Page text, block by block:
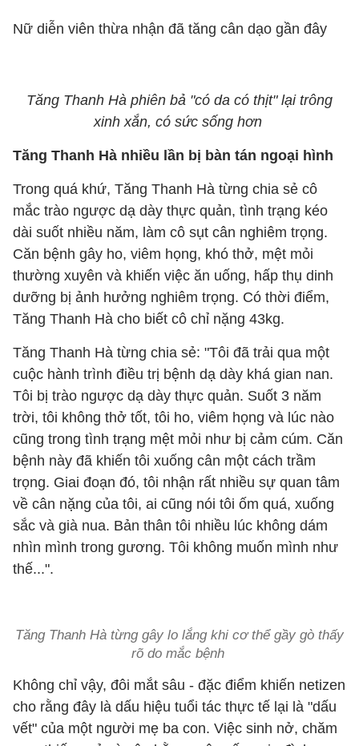
Nữ diễn viên thừa nhận đã tăng cân dạo gần đây
Tăng Thanh Hà phiên bả "có da có thịt" lại trông
xinh xắn, có sức sống hơn
Tăng Thanh Hà nhiều lần bị bàn tán ngoại hình
Trong quá khứ, Tăng Thanh Hà từng chia sẻ cô
mắc trào ngược dạ dày thực quản, tình trạng kéo
dài suốt nhiều năm, làm cô sụt cân nghiêm trọng.
Căn bệnh gây ho, viêm họng, khó thở, mệt mỏi
thường xuyên và khiến việc ăn uống, hấp thụ dinh
dưỡng bị ảnh hưởng nghiêm trọng. Có thời điểm,
Tăng Thanh Hà cho biết cô chỉ nặng 43kg.
Tăng Thanh Hà từng chia sẻ: "Tôi đã trải qua một
cuộc hành trình điều trị bệnh dạ dày khá gian nan.
Tôi bị trào ngược dạ dày thực quản. Suốt 3 năm
trời, tôi không thở tốt, tôi ho, viêm họng và lúc nào
cũng trong tình trạng mệt mỏi như bị cảm cúm. Căn
bệnh này đã khiến tôi xuống cân một cách trầm
trọng. Giai đoạn đó, tôi nhận rất nhiều sự quan tâm
về cân nặng của tôi, ai cũng nói tôi ốm quá, xuống
sắc và già nua. Bản thân tôi nhiều lúc không dám
nhìn mình trong gương. Tôi không muốn mình như
thế...".
Tăng Thanh Hà từng gây lo lắng khi cơ thể gầy gò thấy
rõ do mắc bệnh
Không chỉ vậy, đôi mắt sâu - đặc điểm khiến netizen
cho rằng đây là dấu hiệu tuổi tác thực tế lại là "dấu
vết" của một người mẹ ba con. Việc sinh nở, chăm